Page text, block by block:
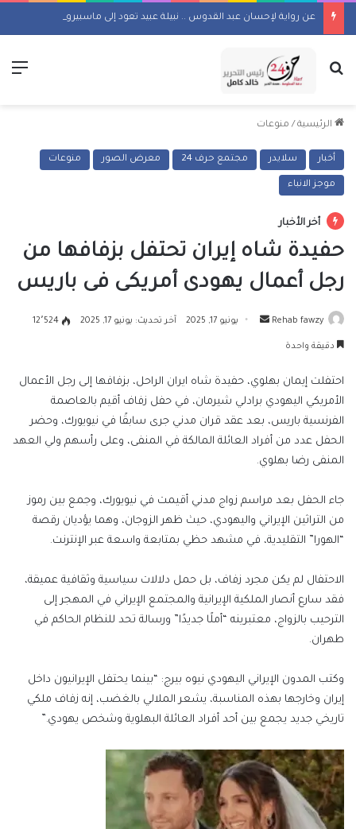
بحث عن
الرئيسية / منوعات
أخبار سلايدر مجتمع حرف 24 معرض الصور منوعات
موجز الانباء
أخر الأخبار
حفيدة شاه إيران تحتفل بزفافها من
رجل أعمال يهودى أمريكى فى باريس
Rehab fawzy
أرسل يونيو 17, 2025 آخر تحديث: يونيو 17, 2025 12٬524
دقيقة واحدة
احتفلت إيمان بهلوي، حفيدة شاه ايران الراحل، بزفافها إلى رجل الأعمال
الأمريكي اليهودي برادلي شيرمان، في حفل زفاف أقيم بالعاصمة
الفرنسية باريس، بعد عقد قران مدني جرى سابقًا في نيويورك، وحضر
الحفل عدد من أفراد العائلة المالكة في المنفى، وعلى رأسهم ولي العهد
المنفى رضا بهلوي.
جاء الحفل بعد مراسم زواج مدني أقيمت في نيويورك، وجمع بين رموز
من التراثين الإيراني واليهودي، حيث ظهر الزوجان، وهما يؤديان رقصة
“الهورا” التقليدية، في مشهد حظي بمتابعة واسعة عبر الإنترنت.
الاحتفال لم يكن مجرد زفاف، بل حمل دلالات سياسية وثقافية عميقة،
فقد سارع أنصار الملكية الإيرانية والمجتمع الإيراني في المهجر إلى
الترحيب بالزواج، معتبرينه “أملًا جديدًا” ورسالة تحد للنظام الحاكم في
طهران.
وكتب المدون الإيراني اليهودي نيوه بيرج: “بينما يحتفل الإيرانيون داخل
إيران وخارجها بهذه المناسبة، يشعر الملالي بالغضب، إنه زفاف ملكي
تاريخي جديد يجمع بين أحد أفراد العائلة البهلوية وشخص يهودي.”